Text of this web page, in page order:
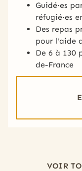
Guidé·es
réfugié·es
Des repas
pour l'aide
De 6 à 130
de-France
VOIR